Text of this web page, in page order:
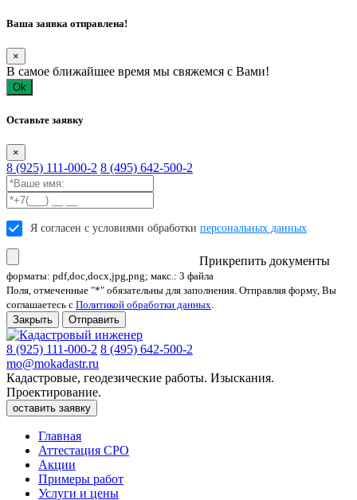
Ваша заявка отправлена!
×
В самое ближайшее время мы свяжемся с Вами!
Ok
Оставьте заявку
×
8 (925) 111-000-2 8 (495) 642-500-2
Я согласен с условиями обработки персональных данных
Прикрепить документы
форматы: pdf,doc,docx,jpg,png; макс.: 3 файла
Поля, отмеченные "*" обязательны для заполнения. Отправляя форму, Вы
соглашаетесь с Политикой обработки данных
Закрыть
Отправить
8 (925) 111-000-2 8 (495) 642-500-2
mo@mokadastr.ru
Кадастровые, геодезические работы. Изыскания.
Проектирование.
оставить заявку
Главная
Аттестация СРО
Акции
Примеры работ
Услуги и цены